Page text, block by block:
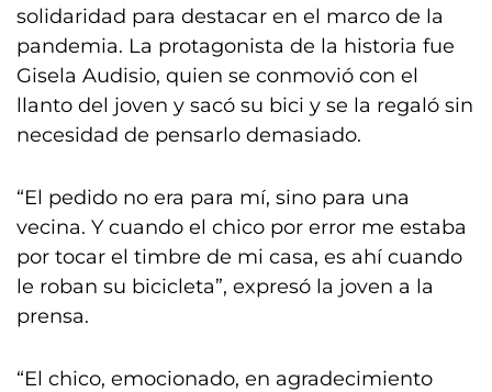
solidaridad para destacar en el marco de la
pandemia. La protagonista de la historia fue
Gisela Audisio, quien se conmovió con el
llanto del joven y sacó su bici y se la regaló sin
necesidad de pensarlo demasiado.
“El pedido no era para mí, sino para una
vecina. Y cuando el chico por error me estaba
por tocar el timbre de mi casa, es ahí cuando
le roban su bicicleta”, expresó la joven a la
prensa.
“El chico, emocionado, en agradecimiento